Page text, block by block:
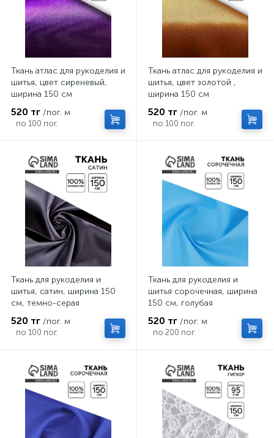
Ткань атлас для рукоделия и
шитья, цвет сиреневый,
ширина 150 см
520 тг /пог. м
по 100 пог.
Ткань атлас для рукоделия и
шитья, цвет золотой ,
ширина 150 см
520 тг /пог. м
по 100 пог.
Ткань для рукоделия и
шитья, сатин, ширина 150
см, темно-серая
520 тг /пог. м
по 100 пог.
Ткань для рукоделия и
шитья сорочечная, ширина
150 см, голубая
520 тг /пог. м
по 200 пог.